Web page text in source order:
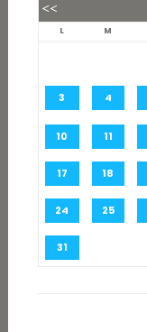
L M
3 4
10 11
17 18
24 25
31